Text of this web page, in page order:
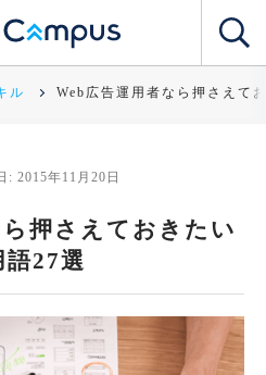
ル Web広告運用者なら押さえて
: 2015年11月20日
押さえておきたい
27選